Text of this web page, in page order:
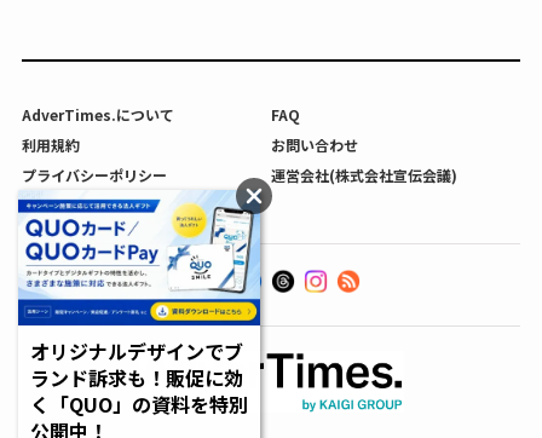
AdverTimes.について
FAQ
利用規約
お問い合わせ
プライバシーポリシー
運営会社(株式会社宣伝会議)
利用者情報の外部送信について
オリジナルデザインでブ
ランド訴求も！販促に効
く「QUO」の資料を特別
公開中！